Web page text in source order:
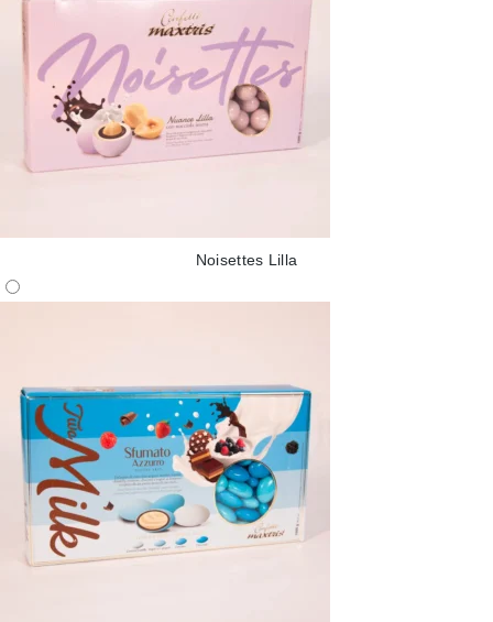
Noisettes Lilla